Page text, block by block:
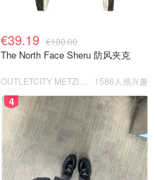
€39.19 €100.00
The North Face Sheru 防风夹克
1586人感兴趣
4